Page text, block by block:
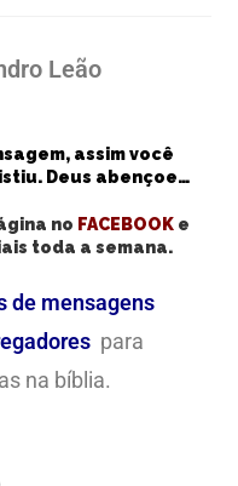
Leão
assim você
Deus abençoe…
no FACEBOOKe
toda a semana.
mensagens
para
na bíblia.